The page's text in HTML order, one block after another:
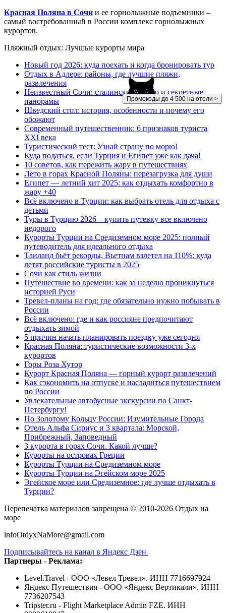
Промокоды до 4 500 на отели >
Красная Поляна в Сочи и ее горнолыжные подъемники –
самый востребованный в России комплекс горнолыжных
курортов.
Пляжный отдых: Лучшые курорты мира
Новый год 2026: куда поехать и когда бронировать тур
Отдых в Адлере: районы, где лучшие пляжи,
развлечения
Неизвестный Сочи: сталинский ампир и секретные
панорамы
Шведский стол: история, особенности и почему его
обожают
Современный путешественник: 6 признаков туриста
XXI века
Туристический тест: Узнай страну по морю!
Куда податься, если Турция и Египет уже как дача!
10 советов, как пережить жару в путешествиях
Лето в горах Красной Поляны: перезагрузка для души
Египет — летний хит 2025: как отдыхать комфортно в
жару +40
Всё включено в Турции: как выбрать отель для отдыха с
детьми
Туры в Турцию 2026 – купить путевку все включено
недорого
Курорты Турции на Средиземном море 2025: полный
путеводитель для идеального отдыха
Таиланд бьёт рекорды, Вьетнам взлетел на 110%: куда
летят российские туристы в 2025
Сочи как стиль жизни
Путешествие во времени: как за неделю проникнуться
историей Руси
Тревел-планы на год: где обязательно нужно побывать в
России
Всё включено: где и как россияне предпочитают
отдыхать зимой
5 причин начать планировать поездку уже сегодня
Красная Поляна: туристические возможности 3-х
курортов
Горы Роза Хутор
Курорт Красная Поляна — горный курорт развлечений
Как сэкономить на отпуске и насладиться путешествием
по России
Увлекательные автобусные экскурсии по Санкт-
Петербургу!
По Золотому Кольцу России: Изумительные Города
Отель Альфа Сириус и 3 квартала: Морской,
Прибрежный, Заповедный
3 курорта в горах Сочи. Какой лучше?
Курорты на островах Греции
Курорты Турции на Средиземном море
Курорты Турции на Эгейском море 2025
Эгейское море или Средиземное: где лучше отдыхать в
Турции?
Перепечатка материалов запрещена © 2010-2026 Отдых на
море
infoOtdyxNaMore@gmail.com
Подписывайтесь на канал в Яндекс Дзен
Партнеры - Реклама:
Level.Travel - ООО «Левел Тревел». ИНН 7716697924
Яндекс Путешествия - ООО «Яндекс Вертикали». ИНН
7736207543
Tripster.ru - Flight Marketplace Admin FZE. ИНН